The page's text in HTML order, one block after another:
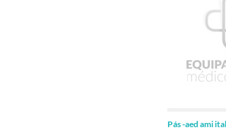
Pás -aed ami